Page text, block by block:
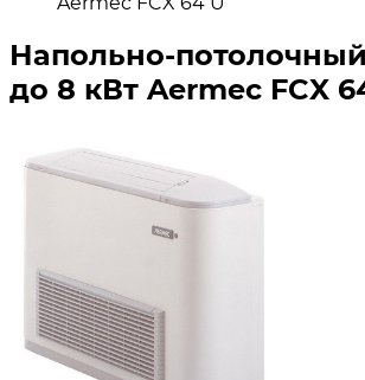
Напольно-
до 8 кВт Aermec FCX